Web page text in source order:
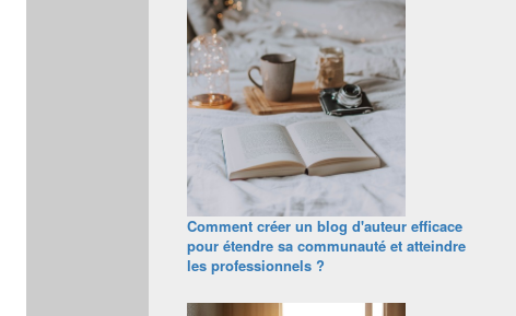
Comment créer un blog d'auteur efficace
pour étendre sa communauté et atteindre
les professionnels ?